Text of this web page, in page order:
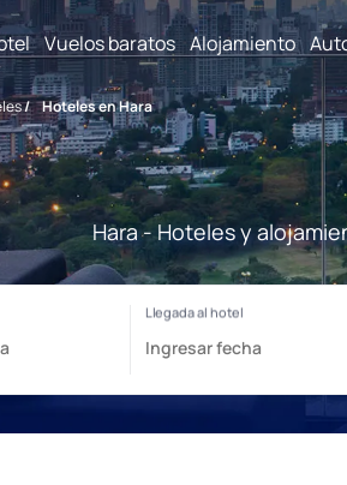
Vuelos baratos Alojamiento
/ Hoteles en Hara
Hara - Hoteles y